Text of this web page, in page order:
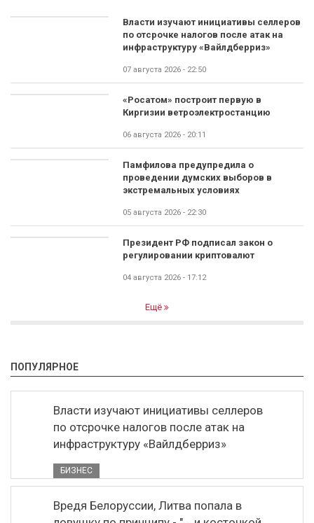
Власти изучают инициативы селлеров
по отсрочке налогов после атак на
инфраструктуру «Вайлдберриз»
07 августа 2026 - 22:50
«Росатом» построит первую в
Киргизии ветроэлектростанцию
06 августа 2026 - 20:11
Памфилова предупредила о
проведении думских выборов в
экстремальных условиях
05 августа 2026 - 22:30
Президент РФ подписал закон о
регулировании криптовалют
04 августа 2026 - 17:12
Ещё
ПОПУЛЯРНОЕ
Власти изучают инициативы селлеров
по отсрочке налогов после атак на
инфраструктуру «Вайлдберриз»
БИЗНЕС
Вредя Белоруссии, Литва попала в